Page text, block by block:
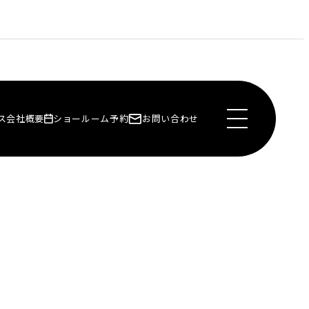
会社概要 ショールーム予約 お問い合わせ